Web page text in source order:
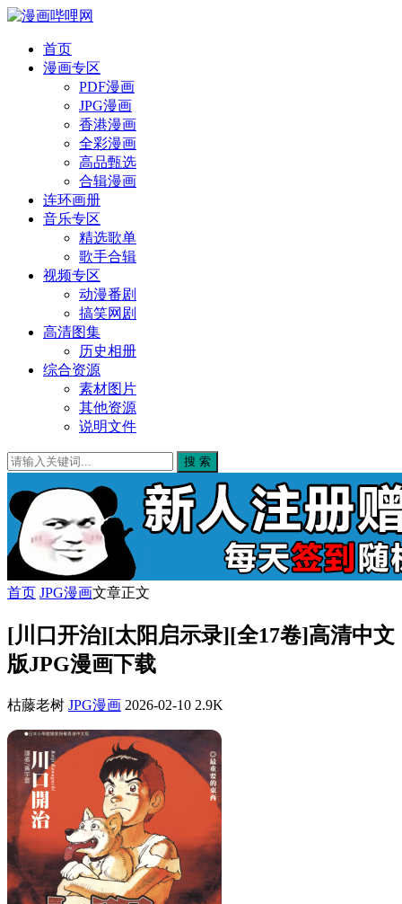
首页
漫画专区
PDF漫画
JPG漫画
香港漫画
全彩漫画
高品甄选
合辑漫画
连环画册
音乐专区
精选歌单
歌手合辑
视频专区
动漫番剧
搞笑网剧
高清图集
历史相册
综合资源
素材图片
其他资源
说明文件
搜 索
首页 JPG漫画文章正文
[川口开治][太阳启示录][全17卷]高清中文
版JPG漫画下载
枯藤老树 JPG漫画 2026-02-10 2.9K